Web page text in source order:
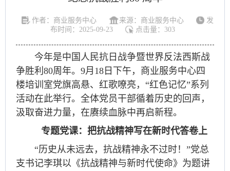
作者：商业服务中心 来源：商业服务中心
发
布时间：2025-09-23
点击量： 303
今年是中国人民抗日战争暨世界反法西斯战
争胜利80周年。9月18日下午，商业服务中心四
楼培训室党旗高悬、红歌嘹亮，“红色记忆”系列
活动在此举行。全体党员干部循着历史的回声，
汲取奋进力量，在赓续血脉中再启新程。
专题党课：把抗战精神写在新时代答卷上
“历史从未远去，抗战精神永不过时！”党总
支书记李琪以《抗战精神与新时代使命》为题讲